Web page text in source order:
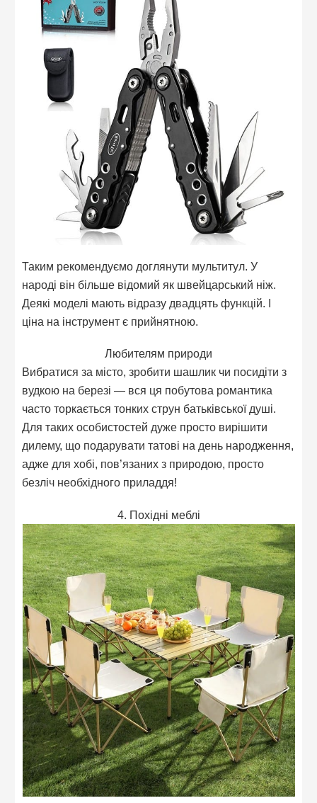
Таким рекомендуємо доглянути мультитул. У
народі він більше відомий як швейцарський ніж.
Деякі моделі мають відразу двадцять функцій. І
ціна на інструмент є прийнятною.
Любителям природи
Вибратися за місто, зробити шашлик чи посидіти з
вудкою на березі — вся ця побутова романтика
часто торкається тонких струн батьківської душі.
Для таких особистостей дуже просто вирішити
дилему, що подарувати татові на день народження,
адже для хобі, пов’язаних з природою, просто
безліч необхідного приладдя!
4. Похідні меблі